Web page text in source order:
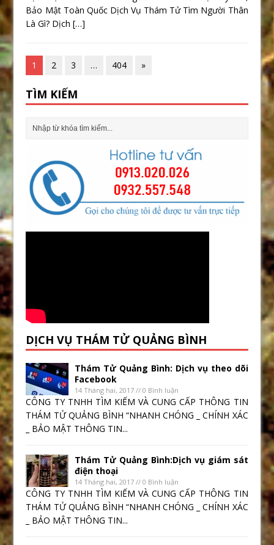
Bảo Mật Toàn Quốc Dịch Vụ Thám Tử Tìm Người Thân
Là Gì? Dịch[…]
1 2 3 … 404 »
TÌM KIẾM
DỊCH VỤ THÁM TỬ QUẢNG BÌNH
Thám Tử Quảng Bình: Dịch vụ theo dõi
Facebook
14 Tháng hai, 2017 // 0 Bình luận
CÔNG TY TNHH TÌM KIẾM VÀ CUNG CẤP THÔNG TIN
THÁM TỬ QUẢNG BÌNH “NHANH CHÓNG _ CHÍNH XÁC
_ BẢO MẬT THÔNG TIN...
Thám Tử Quảng Bình:Dịch vụ giám sát
điện thoại
14 Tháng hai, 2017 // 0 Bình luận
CÔNG TY TNHH TÌM KIẾM VÀ CUNG CẤP THÔNG TIN
THÁM TỬ QUẢNG BÌNH “NHANH CHÓNG _ CHÍNH XÁC
_ BẢO MẬT THÔNG TIN...